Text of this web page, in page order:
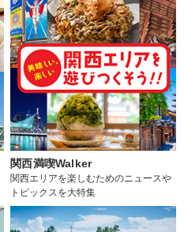
関西満喫Walker
関西エリアを楽しむためのニュースや
トピックスを大特集